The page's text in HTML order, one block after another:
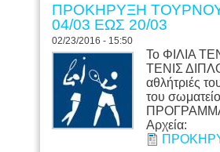
ΠΡΟΚΗΡΥΞΗ
04/03 ΕΩΣ 20/03
02/23/2016 - 15:50
Το ΦΙΛΙΑ
ΤΕΝΙΣ
αθλήτριές
του
Αρχεία: